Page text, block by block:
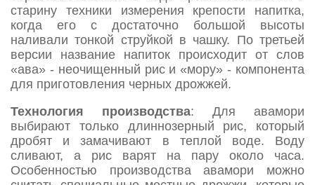
старину техники измерения крепости напитка,
когда его с достаточно большой высоты
наливали тонкой струйкой в чашку. По третьей
версии название напиток происходит от слов
«ава» - неочищенный рис и «мору» - компонента
для приготовления черных дрожжей.
Технология производства: Для авамори
выбирают только длиннозерный рис, который
дробят и замачивают в теплой воде. Воду
сливают, а рис варят на пару около часа.
Особенностью производства авамори можно